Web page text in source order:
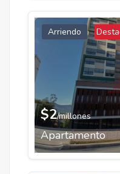
Arriendo
$2/millones
Apartamento